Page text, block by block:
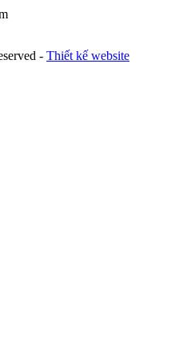
- Thiết kế website